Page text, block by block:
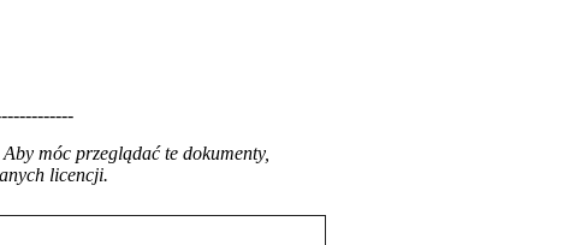
Aby móc przeglądać te dokumenty,
licencji.